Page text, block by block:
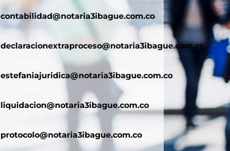
contabilidad@notaria3ibague.com.co
declaracionextraproceso@notaria3ibague.com.co
estefaniajuridica@notaria3ibague.com.co
liquidacion@notaria3ibague.com.co
protocolo@notaria3ibague.com.co